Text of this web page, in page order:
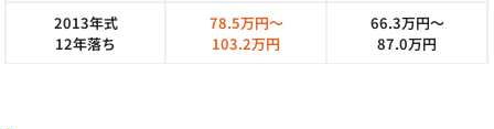
2013年式
12年落ち
78.5万円～
103.2万円
66.3万円～
87.0万円